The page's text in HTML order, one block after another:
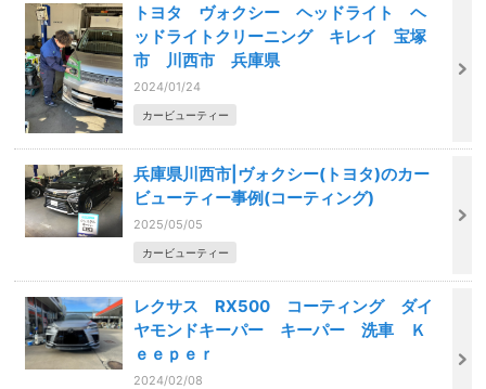
トヨタ ヴォクシー ヘッドライト ヘ
ッドライトクリーニング キレイ 宝塚
市 川西市 兵庫県
2024/01/24
カービューティー
兵庫県川西市|ヴォクシー(トヨタ)のカー
ビューティー事例(コーティング)
2025/05/05
カービューティー
レクサス RX500 コーティング ダイ
ヤモンドキーパー キーパー 洗車 Ｋ
ｅｅｐｅｒ
2024/02/08